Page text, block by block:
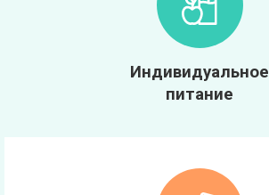
Индивидуальное
питание